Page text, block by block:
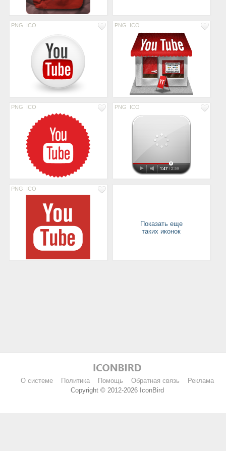
PNG ICO PNG ICO
PNG ICO PNG ICO
PNG ICO
Показать еще
таких иконок
О системе Политика Помощь Обратная связь
Реклама
Copyright © 2012-2026 IconBird